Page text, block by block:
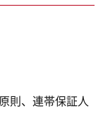
則、連帯保証人